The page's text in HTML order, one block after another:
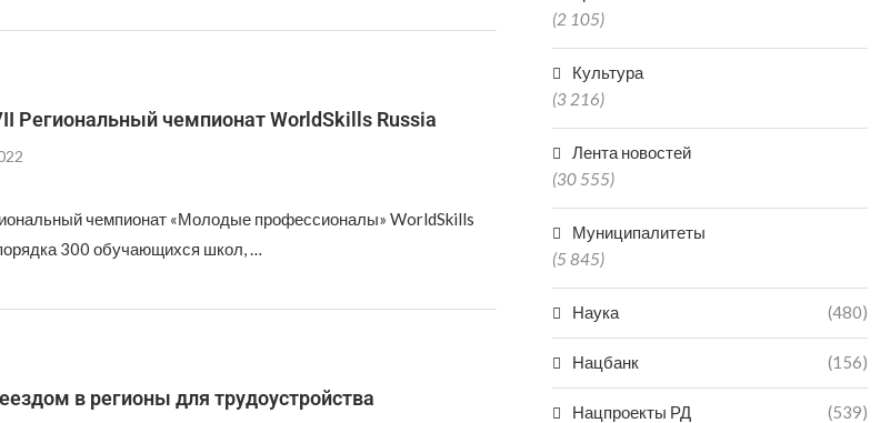
Региональный чемпионат WorldSkills Russia
чемпионат «Молодые профессионалы» WorldSkills
300 обучающихся школ, …
в регионы для трудоустройства
(2 105)
Культура
(3 216)
Лента новостей
(30 555)
Муниципалитеты
(5 845)
Наука (480)
Нацбанк (156)
Нацпроекты РД (539)